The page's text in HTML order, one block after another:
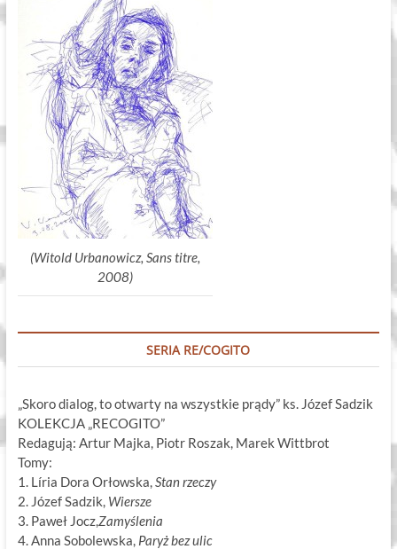
(Witold Urbanowicz, Sans titre,
2008)
SERIA RE/COGITO
„Skoro dialog, to otwarty na wszystkie prądy” ks. Józef Sadzik
KOLEKCJA „RECOGITO”
Redagują: Artur Majka, Piotr Roszak, Marek Wittbrot
Tomy:
1. Líria Dora Orłowska,Stan rzeczy
2. Józef Sadzik, Wiersze
3. Paweł Jocz,Zamyślenia
4. Anna Sobolewska, Paryż bez ulic